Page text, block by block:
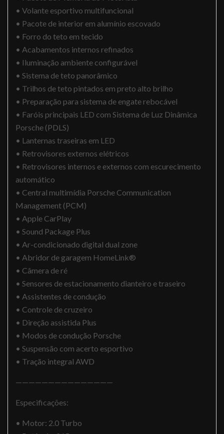
• Volante esportivo multifuncional
• Pacote de interior em alumínio escovado
• Forro do teto em tecido
• Acabamentos internos refinados
• Iluminação ambiente configurável
• Sistema de teto panorâmico
• Trilhos de teto pintados em preto alto brilho
• Preparação para sistema de engate rebocável
• Faróis principais LED com Sistema de Luz Dinâmica
Porsche (PDLS)
• Lanternas traseiras em LED
• Retrovisores externos elétricos
• Retrovisores internos e externos com escurecimento
automático
• Central multimídia Porsche Communication
Management (PCM)
• Apple CarPlay
• Sound Package Plus
• Ar-condicionado digital dual zone
• Abridor de garagem HomeLink®
• Câmera de ré
• Sensores de estacionamento dianteiro e traseiro
• Assistentes de condução
• Controle de cruzeiro
• Direção assistida Plus
• Modos de condução Porsche
• Suspensão com acerto esportivo
• Tração integral AWD
———————————————
Especificações:
• Motor: 2.0 Turbo